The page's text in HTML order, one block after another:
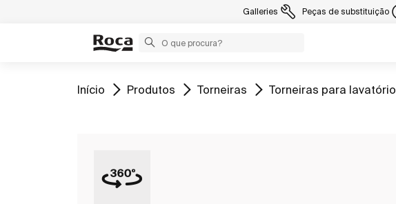
Galleries Peças de substituição
Ir para
Início Ir para
Produtos Ir para
Torneiras Ir para
Torneiras para lavatório